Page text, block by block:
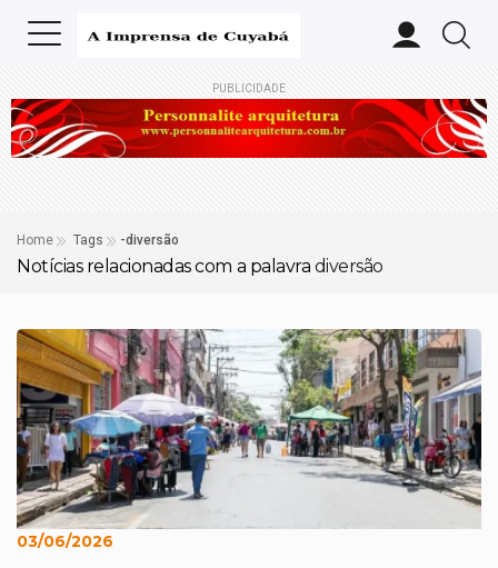
PUBLICIDADE
Home Tags -diversão
Notícias relacionadas com a palavra diversão
03/06/2026